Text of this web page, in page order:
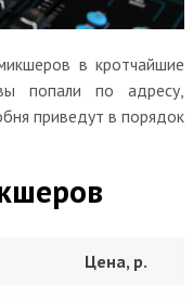
в кротчайшие
попали по адресу,
приведут в порядок
Цена, р.